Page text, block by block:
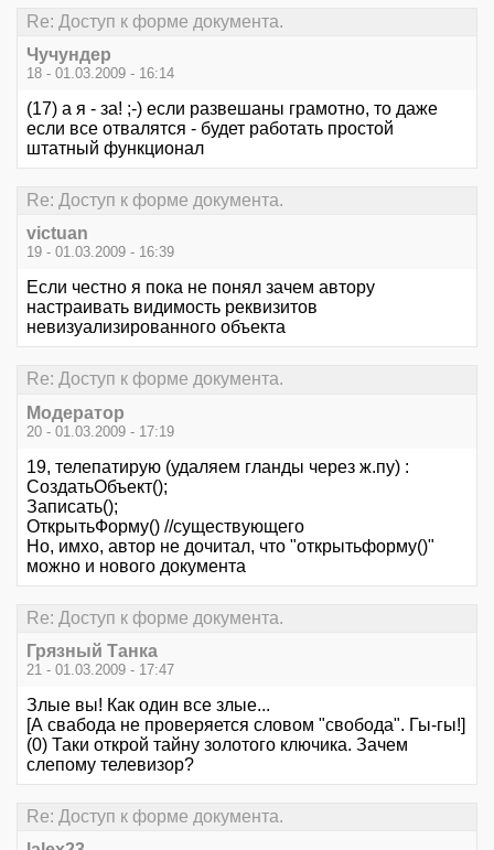
Re: Доступ к форме документа.
Чучундер
18 - 01.03.2009 - 16:14
(17) а я - за! ;-) если развешаны грамотно, то даже
если все отвалятся - будет работать простой
штатный функционал
Re: Доступ к форме документа.
victuan
19 - 01.03.2009 - 16:39
Если честно я пока не понял зачем автору
настраивать видимость реквизитов
невизуализированного объекта
Re: Доступ к форме документа.
Мoдератoр
20 - 01.03.2009 - 17:19
19, телепатирую (удаляем гланды через ж.пу) :
СоздатьОбъект();
Записать();
ОткрытьФорму() //существующего
Но, имхо, автор не дочитал, что "открытьформу()"
можно и нового документа
Re: Доступ к форме документа.
Грязный Танка
21 - 01.03.2009 - 17:47
Злые вы! Как один все злые...
[А свабода не проверяется словом "свобода". Гы-гы!]
(0) Таки открой тайну золотого ключика. Зачем
слепому телевизор?
Re: Доступ к форме документа.